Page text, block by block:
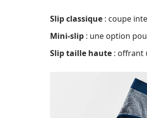
Slip classique : coupe
Mini-slip : une option
Slip taille haute : offrant